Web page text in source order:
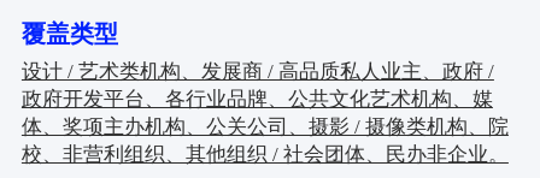
覆盖类型
设计 / 艺术类机构、发展商 / 高品质私人业主、政府 /
政府开发平台、各行业品牌、公共文化艺术机构、媒
体、奖项主办机构、公关公司、摄影 / 摄像类机构、院
校、非营利组织、其他组织 / 社会团体、民办非企业。